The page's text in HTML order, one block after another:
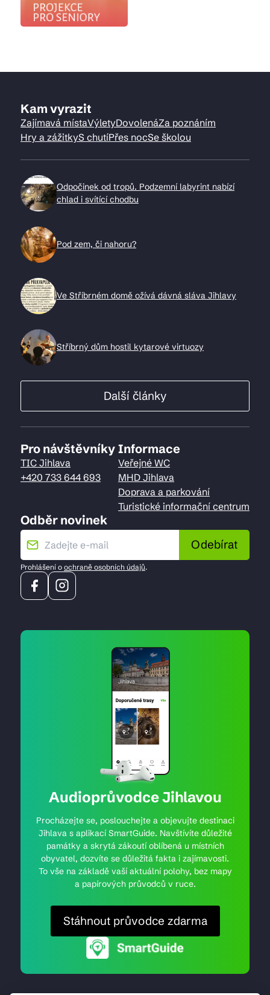
Kam vyrazit
Zajímavá místaVýletyDovolenáZa poznáním
Hry a zážitkyS chutíPřes nocSe školou
Odpočinek od tropů. Podzemní labyrint nabízí
chlad i svítící chodbu
Pod zem, či nahoru?
Ve Stříbrném domě ožívá dávná sláva Jihlavy
Stříbrný dům hostil kytarové virtuozy
Další články
Pro návštěvníky
TIC Jihlava
+420 733 644 693
Informace
Veřejné WC
MHD Jihlava
Doprava a parkování
Turistické informační centrum
Odběr novinek
Odebírat
Prohlášení o ochraně osobních údajů.
Audioprůvodce Jihlavou
Procházejte se, poslouchejte a objevujte destinaci
Jihlava s aplikací SmartGuide. Navštívíte důležité
památky a skrytá zákoutí oblíbená u místních
obyvatel, dozvíte se důležitá fakta i zajímavosti.
To vše na základě vaší aktuální polohy, bez mapy
a papírových průvodců v ruce.
Stáhnout průvodce zdarma